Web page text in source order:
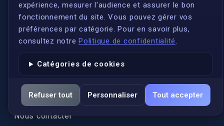
expérience, mesurer l'audience et assurer le bon
fonctionnement du site. Vous pouvez gérer vos
préférences par catégorie. Pour en savoir plus,
consultez notre Politique de confidentialité.
Catégories de cookies
Refuser tout Personnaliser Tout accepter
Qui sommes-nous ?
Annuaires des traducteurs assermentés
Actualités
Services
FAQ
Nous contacter